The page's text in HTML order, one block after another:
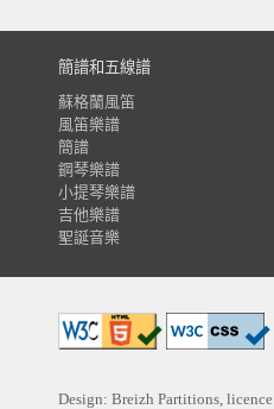
簡譜和五線譜
蘇格蘭風笛
風笛樂譜
簡譜
鋼琴樂譜
小提琴樂譜
吉他樂譜
聖誕音樂
Design: Breizh Partitions, licence